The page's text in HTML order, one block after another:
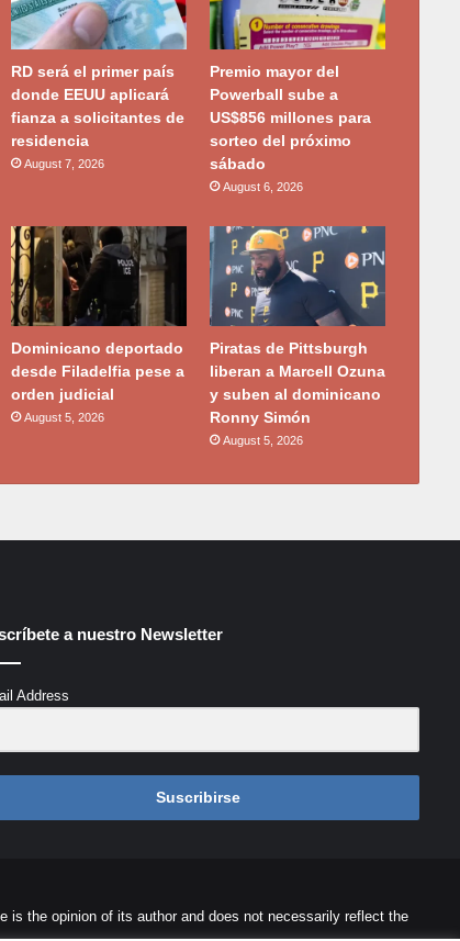
RD será el primer país
donde EEUU aplicará
fianza a solicitantes de
residencia
August 7, 2026
Premio mayor del
Powerball sube a
US$856 millones para
sorteo del próximo
sábado
August 6, 2026
Dominicano deportado
desde Filadelfia pese a
orden judicial
August 5, 2026
Piratas de Pittsburgh
liberan a Marcell Ozuna
y suben al dominicano
Ronny Simón
August 5, 2026
a nuestro Newsletter
Address
Suscribirse
is the opinion of its author and does not necessarily reflect the